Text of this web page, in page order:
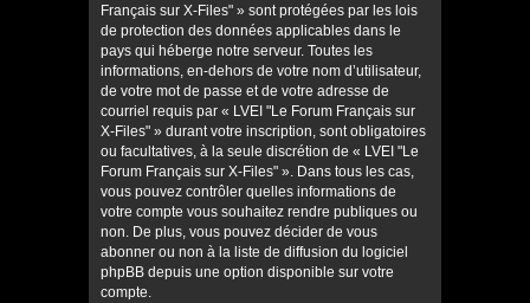
Français sur X-Files" » sont protégées par les lois
de protection des données applicables dans le
pays qui héberge notre serveur. Toutes les
informations, en-dehors de votre nom d’utilisateur,
de votre mot de passe et de votre adresse de
courriel requis par « LVEI "Le Forum Français sur
X-Files" » durant votre inscription, sont obligatoires
ou facultatives, à la seule discrétion de « LVEI "Le
Forum Français sur X-Files" ». Dans tous les cas,
vous pouvez contrôler quelles informations de
votre compte vous souhaitez rendre publiques ou
non. De plus, vous pouvez décider de vous
abonner ou non à la liste de diffusion du logiciel
phpBB depuis une option disponible sur votre
compte.